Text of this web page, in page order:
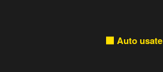
Auto usate